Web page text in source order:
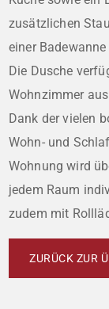
zusätzlichen
einer
Die Dusche
Wohnzimmer
Dank der vielen
Wohn- und
Wohnung wird
jedem Raum
zudem mit
ZURÜCK ZUR